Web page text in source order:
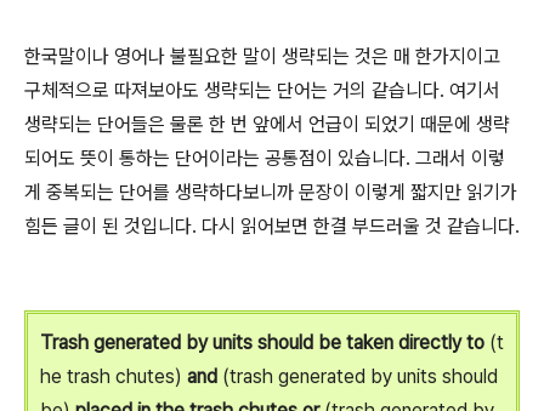
한국말이나 영어나 불필요한 말이 생략되는 것은 매 한가지이고
구체적으로 따져보아도 생략되는 단어는 거의 같습니다. 여기서
생략되는 단어들은 물론 한 번 앞에서 언급이 되었기 때문에 생략
되어도 뜻이 통하는 단어이라는 공통점이 있습니다. 그래서 이렇
게 중복되는 단어를 생략하다보니까 문장이 이렇게 짧지만 읽기가
힘든 글이 된 것입니다. 다시 읽어보면 한결 부드러울 것 같습니다.
Trash generated by units should be taken directly to (t
he trash chutes) and (trash generated by units should